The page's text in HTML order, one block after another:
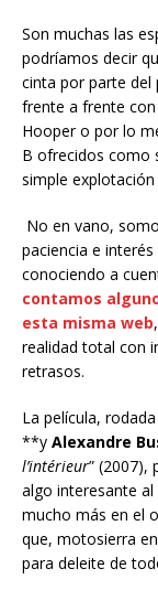
Son muchas las
podríamos decir
cinta por parte del
frente a frente
Hooper o por lo
B ofrecidos como
simple explotación
No en vano,
paciencia e
conociendo a
contamos
esta misma web
realidad total con
retrasos.
La película,
**y Alexandre
l’intérieur” (2007),
algo interesante
mucho más en el
que, motosierra
para deleite de